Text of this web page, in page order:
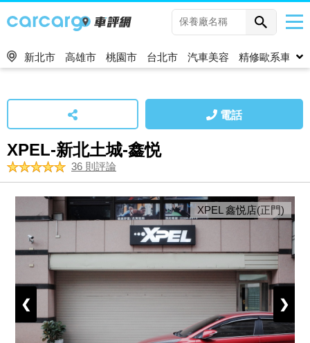
新北市 高雄市 桃園市 台北市 汽車美容 精修歐系車
電話
XPEL-新北土城-鑫悦
36 則評論
XPEL 鑫悦店(正門)
❮ ❯